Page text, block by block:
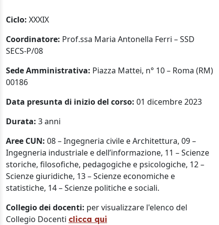
Ciclo: XXXIX
Coordinatore: Prof.ssa Maria Antonella Ferri – SSD
SECS-P/08
Sede Amministrativa: Piazza Mattei, n° 10 – Roma (RM)
00186
Data presunta di inizio del corso: 01 dicembre 2023
Durata: 3 anni
Aree CUN: 08 – Ingegneria civile e Architettura, 09 –
Ingegneria industriale e dell’informazione, 11 – Scienze
storiche, filosofiche, pedagogiche e psicologiche, 12 –
Scienze giuridiche, 13 – Scienze economiche e
statistiche, 14 – Scienze politiche e sociali.
Collegio dei docenti: per visualizzare l'elenco del
Collegio Docenti clicca qui